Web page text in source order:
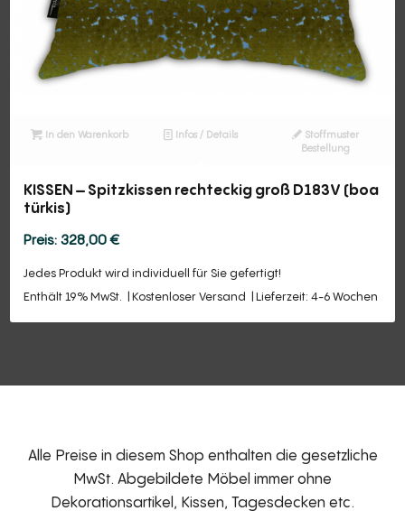
In den Warenkorb Infos / Details
Stoffmuster
Bestellung
KISSEN – Spitzkissen rechteckig groß D183V (boa
türkis)
328,00€
Jedes Produkt wird individuell für Sie gefertigt!
Enthält 19% MwSt.
Kostenloser Versand Lieferzeit: 4-6 Wochen
Alle Preise in diesem Shop enthalten die gesetzliche
MwSt. Abgebildete Möbel immer ohne
Dekorationsartikel, Kissen, Tagesdecken etc.